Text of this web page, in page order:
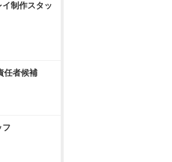
制作スタッ
任者候補
フ